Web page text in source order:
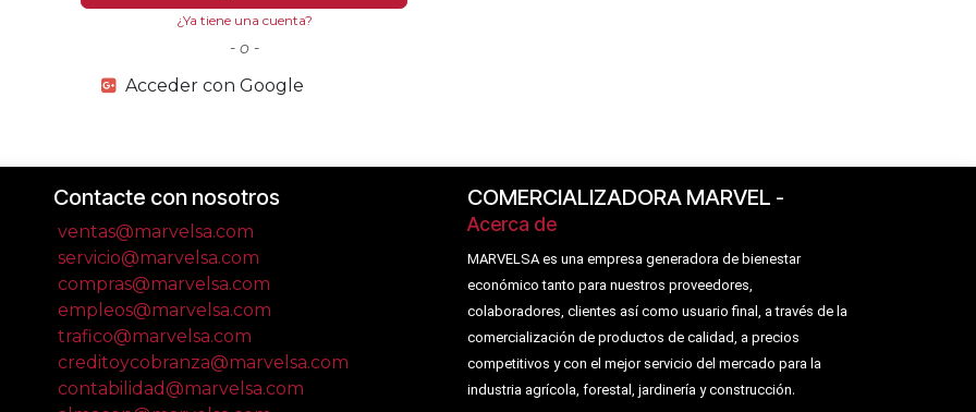
¿Ya tiene una cuenta?
- o -
Acceder con Google
Contacte con nosotros
ventas@marvelsa.com
servicio@marvelsa.com
compras@marvelsa.com
empleos@marvelsa.com
trafico@marvelsa.com
creditoycobranza@marvelsa.com
contabilidad@marvelsa.com
COMERCIALIZADORA MARVEL -
Acerca de
MARVELSA es una empresa generadora de bienestar
económico tanto para nuestros proveedores,
colaboradores, clientes así como usuario final, a través de la
comercialización de productos de calidad, a precios
competitivos y con el mejor servicio del mercado para la
industria agrícola, forestal, jardinería y construcción.